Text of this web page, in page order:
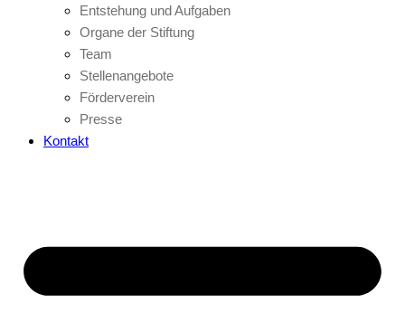
Entstehung und Aufgaben
Organe der Stiftung
Team
Stellenangebote
Förderverein
Presse
Kontakt